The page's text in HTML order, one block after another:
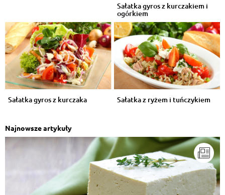
Sałatka gyros z kurczakiem i
ogórkiem
Sałatka gyros z kurczaka Sałatka z ryżem i tuńczykiem
Najnowsze artykuły